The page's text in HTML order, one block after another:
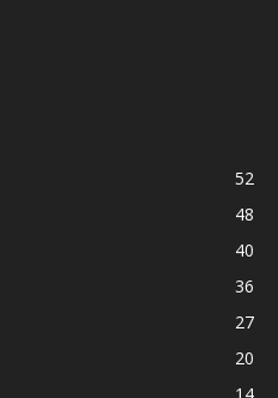
52
48
40
36
27
20
14